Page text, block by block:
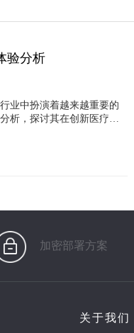
验分析
业中扮演着越来越重要的
析，探讨其在创新医疗服
加密部署方案
关于我们